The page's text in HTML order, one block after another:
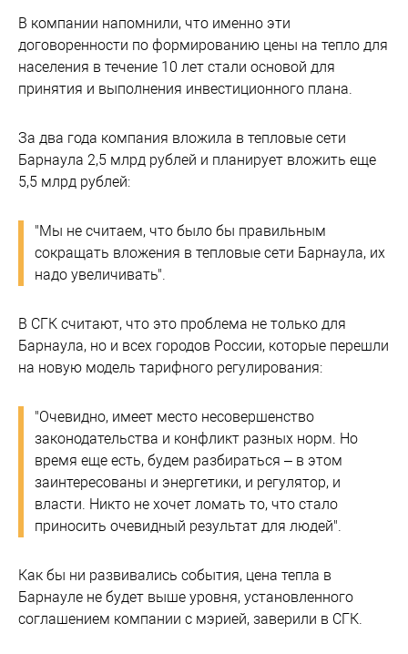
В компании напомнили, что именно эти
договоренности по формированию цены на тепло для
населения в течение 10 лет стали основой для
принятия и выполнения инвестиционного плана.
За два года компания вложила в тепловые сети
Барнаула 2,5 млрд рублей и планирует вложить еще
5,5 млрд рублей:
"Мы не считаем, что было бы правильным
сокращать вложения в тепловые сети Барнаула, их
надо увеличивать".
В СГК считают, что это проблема не только для
Барнаула, но и всех городов России, которые перешли
на новую модель тарифного регулирования:
"Очевидно, имеет место несовершенство
законодательства и конфликт разных норм. Но
время еще есть, будем разбираться – в этом
заинтересованы и энергетики, и регулятор, и
власти. Никто не хочет ломать то, что стало
приносить очевидный результат для людей".
Как бы ни развивались события, цена тепла в
Барнауле не будет выше уровня, установленного
соглашением компании с мэрией, заверили в СГК.